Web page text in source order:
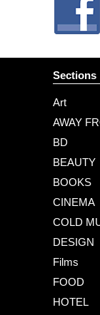
Sections
Art
AWAY
BD
BEAUTY
BOOKS
CINEMA
COLD
DESIGN
Films
FOOD
HOTEL